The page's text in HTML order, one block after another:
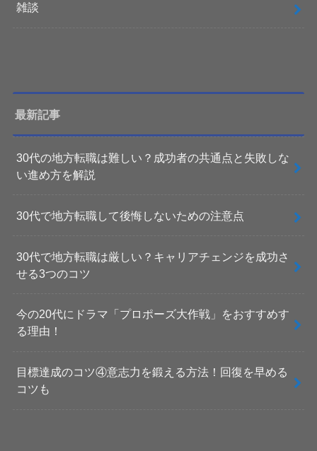
雑談
最新記事
30代の地方転職は難しい？成功者の共通点と失敗しな
い進め方を解説
30代で地方転職して後悔しないための注意点
30代で地方転職は厳しい？キャリアチェンジを成功さ
せる3つのコツ
今の20代にドラマ「プロポーズ大作戦」をおすすめす
る理由！
目標達成のコツ④意志力を鍛える方法！回復を早める
コツも